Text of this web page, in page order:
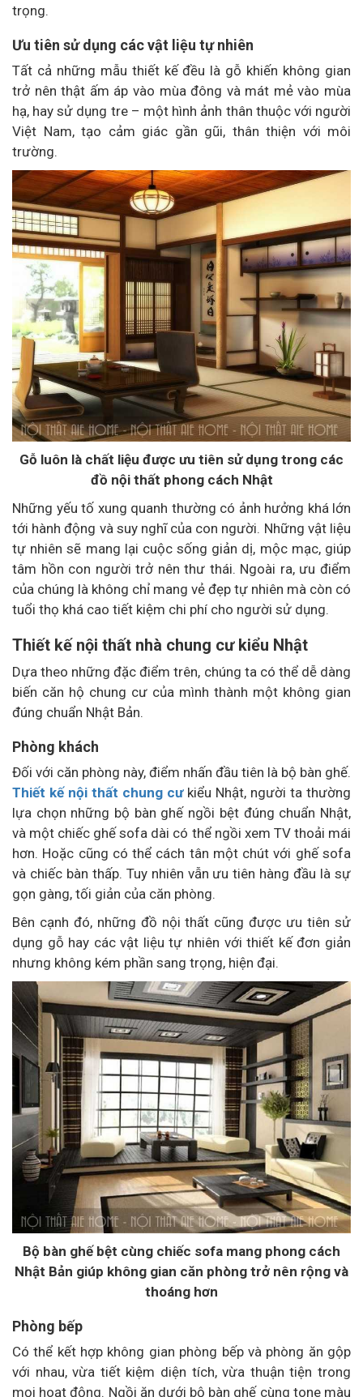
trọng.
Ưu tiên sử dụng các vật liệu tự nhiên
Tất cả những mẫu thiết kế đều là gỗ khiến không gian
trở nên thật ấm áp vào mùa đông và mát mẻ vào mùa
hạ, hay sử dụng tre – một hình ảnh thân thuộc với người
Việt Nam, tạo cảm giác gần gũi, thân thiện với môi
trường.
Gỗ luôn là chất liệu được ưu tiên sử dụng trong các
đồ nội thất phong cách Nhật
Những yếu tố xung quanh thường có ảnh hưởng khá lớn
tới hành động và suy nghĩ của con người. Những vật liệu
tự nhiên sẽ mang lại cuộc sống giản dị, mộc mạc, giúp
tâm hồn con người trở nên thư thái. Ngoài ra, ưu điểm
của chúng là không chỉ mang vẻ đẹp tự nhiên mà còn có
tuổi thọ khá cao tiết kiệm chi phí cho người sử dụng.
Thiết kế nội thất nhà chung cư kiểu Nhật
Dựa theo những đặc điểm trên, chúng ta có thể dễ dàng
biến căn hộ chung cư của mình thành một không gian
đúng chuẩn Nhật Bản.
Phòng khách
Đối với căn phòng này, điểm nhấn đầu tiên là bộ bàn ghế.
Thiết kế nội thất chung cưkiểu Nhật, người ta thường
lựa chọn những bộ bàn ghế ngồi bệt đúng chuẩn Nhật,
và một chiếc ghế sofa dài có thể ngồi xem TV thoải mái
hơn. Hoặc cũng có thể cách tân một chút với ghế sofa
và chiếc bàn thấp. Tuy nhiên vẫn ưu tiên hàng đầu là sự
gọn gàng, tối giản của căn phòng.
Bên cạnh đó, những đồ nội thất cũng được ưu tiên sử
dụng gỗ hay các vật liệu tự nhiên với thiết kế đơn giản
nhưng không kém phần sang trọng, hiện đại.
Bộ bàn ghế bệt cùng chiếc sofa mang phong cách
Nhật Bản giúp không gian căn phòng trở nên rộng và
thoáng hơn
Phòng bếp
Có thể kết hợp không gian phòng bếp và phòng ăn gộp
với nhau, vừa tiết kiệm diện tích, vừa thuận tiện trong
mọi hoạt động. Ngồi ăn dưới bộ bàn ghế cùng tone màu